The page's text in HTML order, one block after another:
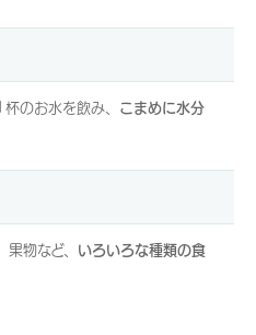
のお水を飲み、 こまめに水分
物など、 いろいろな種類の食